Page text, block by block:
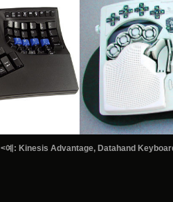
<예: Kinesis Advantage, Datahand